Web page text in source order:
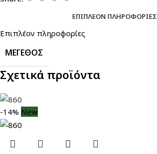
ΕΠΙΠΛΈΟΝ ΠΛΗΡΟΦΟΡΊΕΣ
Επιπλέον πληροφορίες
ΜΈΓΕΘΟΣ
Σχετικά προϊόντα
-14% New